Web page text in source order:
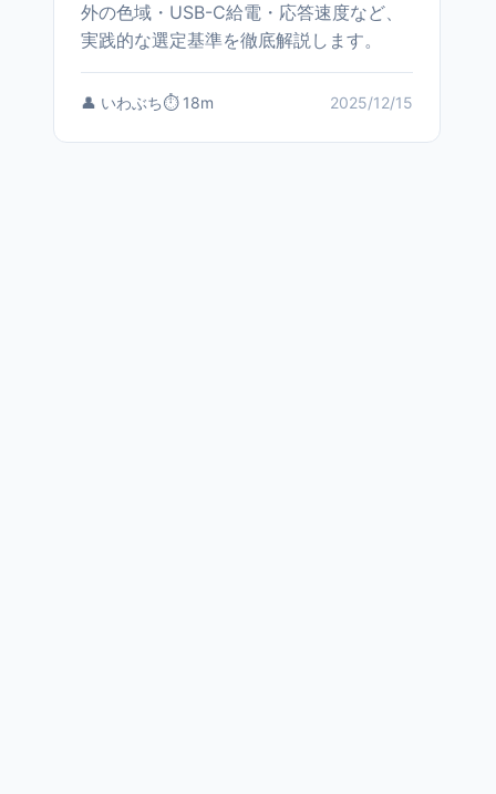
外の色域・USB-C給電・応答速度など、
実践的な選定基準を徹底解説します。
👤 いわぶち⏱️ 18m 2025/12/15